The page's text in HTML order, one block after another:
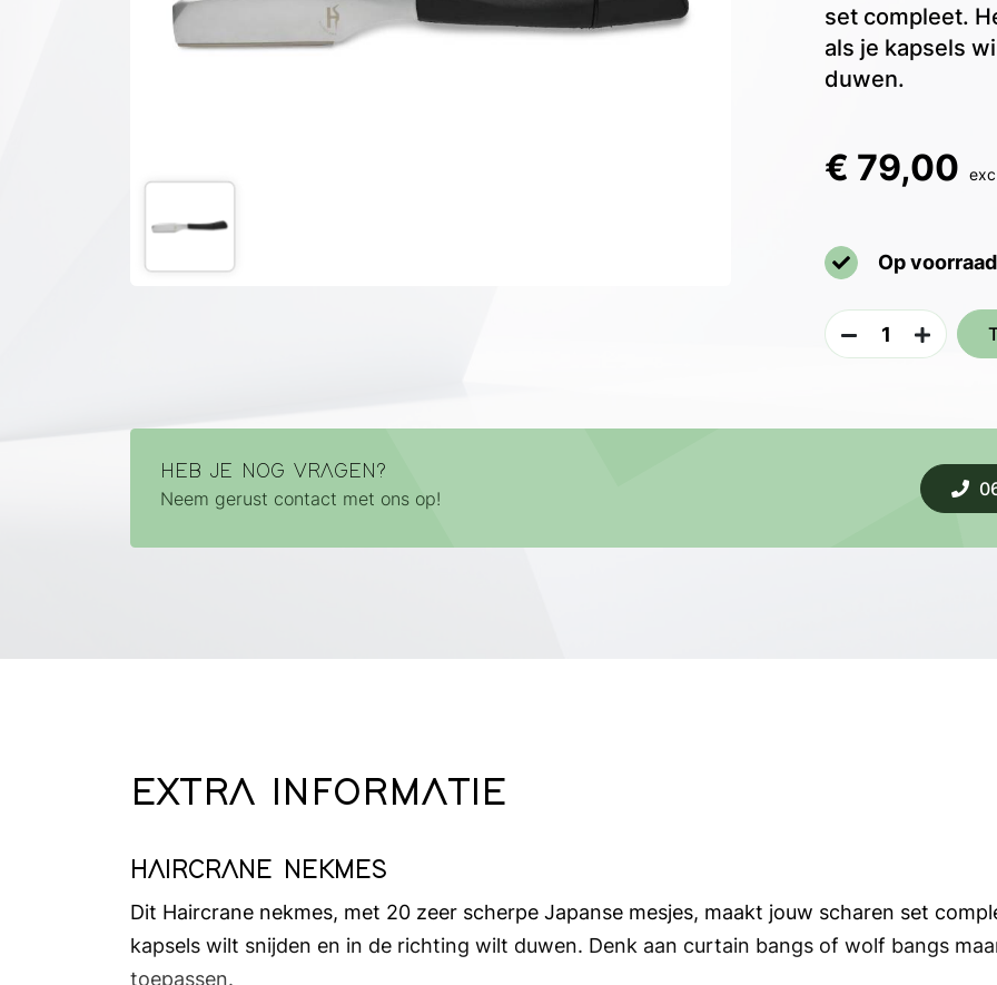
set compleet.
als je kapsels
duwen.
€ 79,00
Op voorraad
HEB JE NOG VRAGEN?
Neem gerust contact met ons op!
EXTRA INFORMATIE
HAIRCRANE NEKMES
Dit Haircrane nekmes, met 20 zeer scherpe Japanse mesjes, maakt jouw scharen set
kapsels wilt snijden en in de richting wilt duwen. Denk aan curtain bangs of wolf bangs
toepassen.